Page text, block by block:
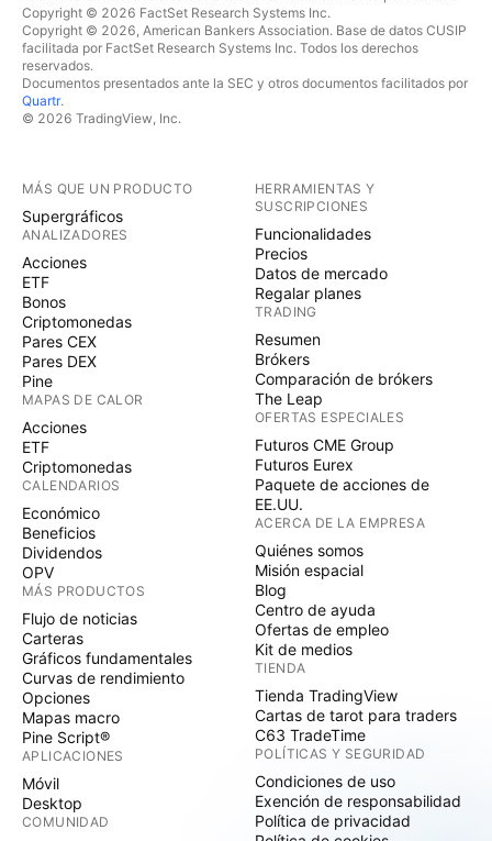
Copyright © 2026 FactSet Research Systems Inc.
Copyright © 2026, American Bankers Association. Base de datos CUSIP
facilitada por FactSet Research Systems Inc. Todos los derechos
reservados.
Documentos presentados ante la SEC y otros documentos facilitados por
Quartr.
© 2026 TradingView, Inc.
MÁS QUE UN PRODUCTO
Supergráficos
ANALIZADORES
Acciones
ETF
Bonos
Criptomonedas
Pares CEX
Pares DEX
Pine
MAPAS DE CALOR
Acciones
ETF
Criptomonedas
CALENDARIOS
Económico
Beneficios
Dividendos
OPV
MÁS PRODUCTOS
Flujo de noticias
Carteras
Gráficos fundamentales
Curvas de rendimiento
Opciones
Mapas macro
Pine Script®
APLICACIONES
Móvil
Desktop
COMUNIDAD
HERRAMIENTAS Y
SUSCRIPCIONES
Funcionalidades
Precios
Datos de mercado
Regalar planes
TRADING
Resumen
Brókers
Comparación de brókers
The Leap
OFERTAS ESPECIALES
Futuros CME Group
Futuros Eurex
Paquete de acciones de
EE.UU.
ACERCA DE LA EMPRESA
Quiénes somos
Misión espacial
Blog
Centro de ayuda
Ofertas de empleo
Kit de medios
TIENDA
Tienda TradingView
Cartas de tarot para traders
C63 TradeTime
POLÍTICAS Y SEGURIDAD
Condiciones de uso
Exención de responsabilidad
Política de privacidad